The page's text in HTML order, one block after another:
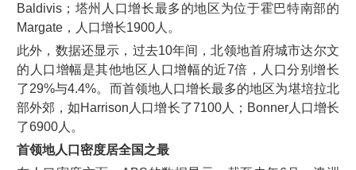
Baldivis；塔州人口增长最多的地区为位于霍巴特南部的
Margate，人口增长1900人。
此外，数据还显示，过去10年间，北领地首府城市达尔文
的人口增幅是其他地区人口增幅的近7倍，人口分别增长
了29%与4.4%。而首领地人口增长最多的地区为堪培拉北
部外郊，如Harrison人口增长了7100人；Bonner人口增长
了6900人。
首领地人口密度居全国之最